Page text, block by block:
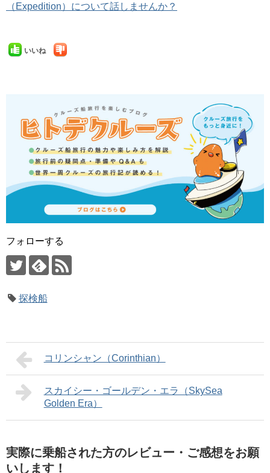
（Expedition）について話しませんか？
いいね
フォローする
探検船
コリンシャン（Corinthian）
スカイシー・ゴールデン・エラ（SkySea
Golden Era）
実際に乗船された方のレビュー・ご感想をお願
いします！